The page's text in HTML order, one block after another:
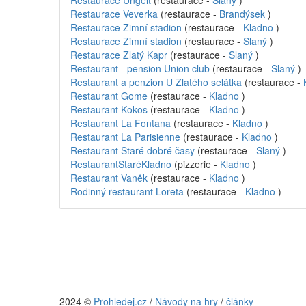
Restaurace Veverka (restaurace - Brandýsek )
Restaurace Zimní stadion (restaurace - Kladno )
Restaurace Zimní stadion (restaurace - Slaný )
Restaurace Zlatý Kapr (restaurace - Slaný )
Restaurant - pension Union club (restaurace - Slaný )
Restaurant a penzion U Zlatého selátka (restaurace -
Restaurant Gome (restaurace - Kladno )
Restaurant Kokos (restaurace - Kladno )
Restaurant La Fontana (restaurace - Kladno )
Restaurant La Parisienne (restaurace - Kladno )
Restaurant Staré dobré časy (restaurace - Slaný )
RestaurantStaréKladno (pizzerie - Kladno )
Restaurant Vaněk (restaurace - Kladno )
Rodinný restaurant Loreta (restaurace - Kladno )
2024 © Prohledej.cz / Návody na hry / články